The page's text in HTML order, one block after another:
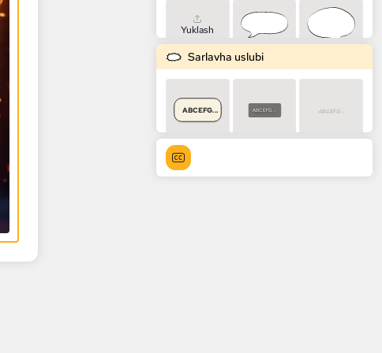
Yuklash
Sarlavha uslubi
ABCEFG... ABCEFG... ABCEFG...
ABCEFG... ABCEFG...